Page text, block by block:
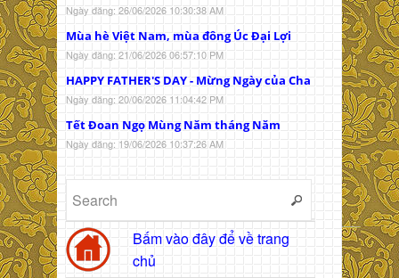
Ngày đăng: 26/06/2026 10:30:38 AM
Mùa hè Việt Nam, mùa đông Úc Đại Lợi
Ngày đăng: 21/06/2026 06:57:10 PM
HAPPY FATHER'S DAY - Mừng Ngày của Cha
Ngày đăng: 20/06/2026 11:04:42 PM
Tết Đoan Ngọ Mùng Năm tháng Năm
Ngày đăng: 19/06/2026 10:37:26 AM
Bấm vào đây để về trang
chủ